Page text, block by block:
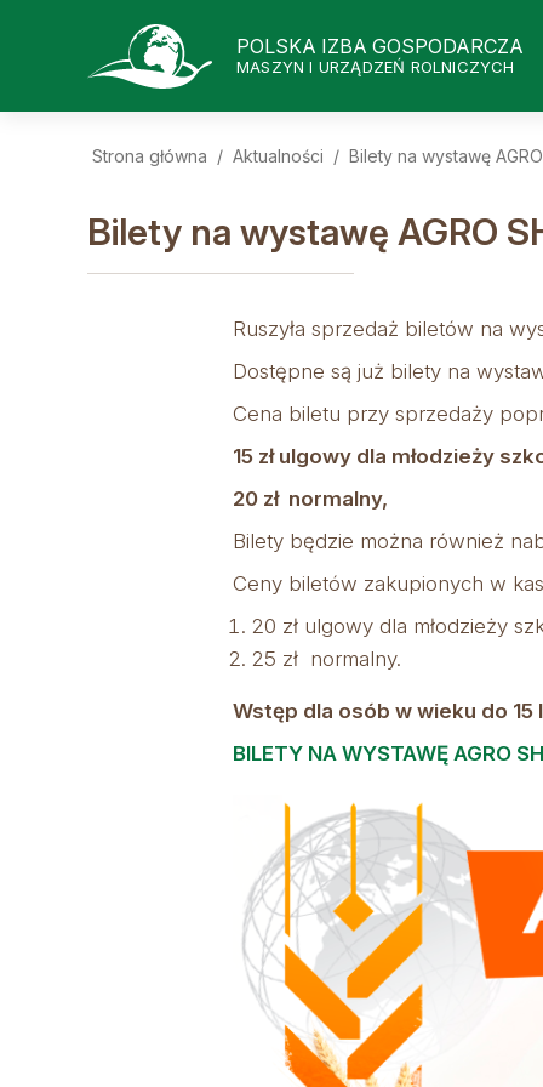
POLSKA IZBA GOSPODARCZA
MASZYN I URZĄDZEŃ ROLNICZYCH
Strona główna / Aktualności / Bilety na wystawę
Bilety na wystawę AGRO
Ruszyła sprzedaż biletów na
Dostępne są już bilety na
Cena biletu przy sprzedaży
15 zł ulgowy dla młodzieży
20 zł normalny,
Bilety będzie można również
Ceny biletów zakupionych w
20 zł ulgowy dla młodzieży
25 zł normalny.
Wstęp dla osób w wieku do 15
BILETY NA WYSTAWĘ AGRO